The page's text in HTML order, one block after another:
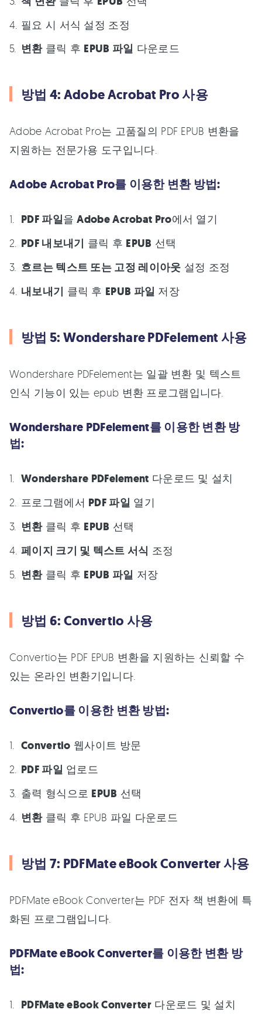
필요 시 서식 설정 조정
변환클릭 후 EPUB 파일 다운로드
방법 4: Adobe Acrobat Pro 사용
Adobe Acrobat Pro는 고품질의 PDF EPUB 변환을
지원하는 전문가용 도구입니다.
Adobe Acrobat Pro를 이용한 변환 방법:
PDF 파일을Adobe Acrobat Pro에서 열기
PDF 내보내기 클릭 후 EPUB 선택
흐르는 텍스트 또는 고정 레이아웃 설정 조정
내보내기 클릭 후 EPUB 파일 저장
방법 5: Wondershare PDFelement 사용
Wondershare PDFelement는 일괄 변환 및 텍스트
인식 기능이 있는 epub 변환 프로그램입니다.
Wondershare PDFelement를 이용한 변환 방
법:
Wondershare PDFelement 다운로드 및 설치
프로그램에서 PDF 파일 열기
변환클릭 후 EPUB 선택
페이지 크기 및 텍스트 서식 조정
변환클릭 후 EPUB 파일 저장
방법 6: Convertio 사용
Convertio는 PDF EPUB 변환을 지원하는 신뢰할 수
있는 온라인 변환기입니다.
Convertio를 이용한 변환 방법:
Convertio 웹사이트 방문
PDF 파일 업로드
출력 형식으로 EPUB 선택
변환클릭 후 EPUB 파일 다운로드
방법 7: PDFMate eBook Converter 사용
PDFMate eBook Converter는 PDF 전자 책 변환에 특
화된 프로그램입니다.
PDFMate eBook Converter를 이용한 변환 방
법:
PDFMate eBook Converter다운로드 및 설치